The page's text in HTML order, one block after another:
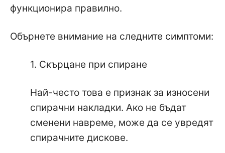
функционира правилно.
Обърнете внимание на следните симптоми:
1. Скърцане при спиране
Най-често това е признак за износени
спирачни накладки. Ако не бъдат
сменени навреме, може да се увредят
спирачните дискове.